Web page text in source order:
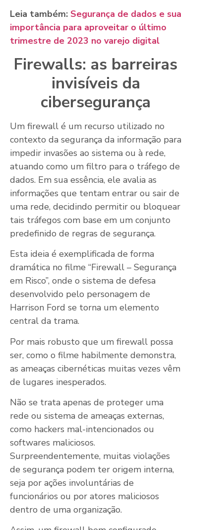
Leia também: Segurança de dados e sua
importância para aproveitar o último
trimestre de 2023 no varejo digital
Firewalls: as barreiras
invisíveis da
cibersegurança
Um firewall é um recurso utilizado no
contexto da segurança da informação para
impedir invasões ao sistema ou à rede,
atuando como um filtro para o tráfego de
dados. Em sua essência, ele avalia as
informações que tentam entrar ou sair de
uma rede, decidindo permitir ou bloquear
tais tráfegos com base em um conjunto
predefinido de regras de segurança.
Esta ideia é exemplificada de forma
dramática no filme “Firewall – Segurança
em Risco”, onde o sistema de defesa
desenvolvido pelo personagem de
Harrison Ford se torna um elemento
central da trama.
Por mais robusto que um firewall possa
ser, como o filme habilmente demonstra,
as ameaças cibernéticas muitas vezes vêm
de lugares inesperados.
Não se trata apenas de proteger uma
rede ou sistema de ameaças externas,
como hackers mal-intencionados ou
softwares maliciosos.
Surpreendentemente, muitas violações
de segurança podem ter origem interna,
seja por ações involuntárias de
funcionários ou por atores maliciosos
dentro de uma organização.